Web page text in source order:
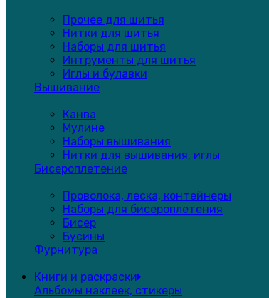
Прочее для шитья
Нитки для шитья
Наборы для шитья
Интрументы для шитья
Иглы и булавки
Вышивание
Канва
Мулине
Наборы вышивания
Нитки для вышивания, иглы
Бисероплетение
Проволока, леска, контейнеры
Наборы для бисероплетения
Бисер
Бусины
Фурнитура
Книги и раскраски
Альбомы наклеек, стикеры